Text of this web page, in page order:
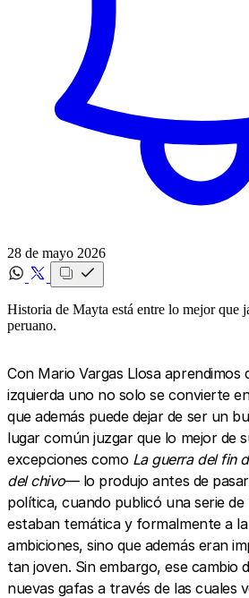
28 de mayo 2026
Historia de Mayta está entre lo mejor que
peruano.
Con Mario Vargas Llosa aprendimos
izquierda uno no solo se convierte
que además puede dejar de ser un
lugar común juzgar que lo mejor de
excepciones como La guerra del fin
del chivo— lo produjo antes de
política, cuando publicó una serie
estaban temática y formalmente a
ambiciones, sino que además eran
tan joven. Sin embargo, ese cambio
nuevas gafas a través de las cuales